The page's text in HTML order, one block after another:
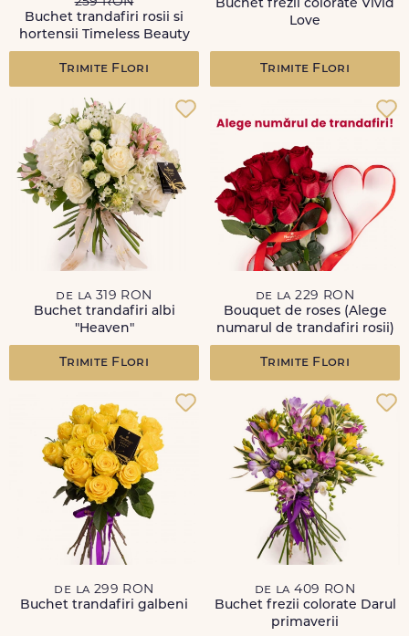
Buchet trandafiri rosii si
hortensii Timeless Beauty
Trimite Flori
Buchet frezii colorate Vivid
Love
Trimite Flori
de la 319 RON
Buchet trandafiri albi
"Heaven"
Trimite Flori
de la 229 RON
Bouquet de roses (Alege
numarul de trandafiri rosii)
Trimite Flori
de la 299 RON
Buchet trandafiri galbeni
de la 409 RON
Buchet frezii colorate Darul
primaverii